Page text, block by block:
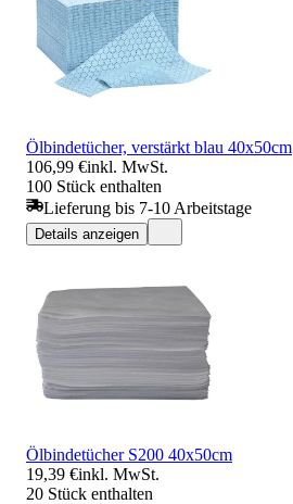
Ölbindetücher, verstärkt blau 40x50cm
106,99 €inkl. MwSt.
100 Stück enthalten
Lieferung bis 7-10 Arbeitstage
Details anzeigen
Ölbindetücher S200 40x50cm
19,39 €inkl. MwSt.
20 Stück enthalten